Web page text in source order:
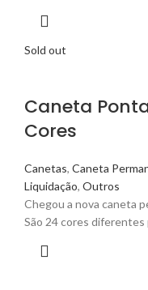
Sold out
Caneta
Cores
Canetas, Caneta
Liquidação, Outros
Chegou a nova caneta
São 24 cores diferentes